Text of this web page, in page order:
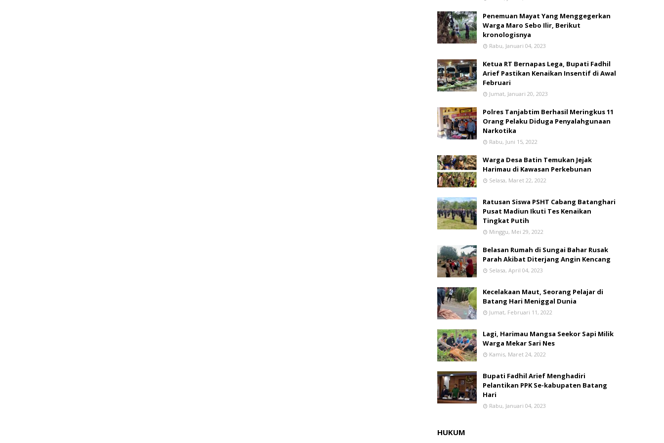
Penemuan Mayat Yang Menggegerkan
Warga Maro Sebo Ilir, Berikut
kronologisnya
Rabu, Januari 04, 2023
Ketua RT Bernapas Lega, Bupati Fadhil
Arief Pastikan Kenaikan Insentif di Awal
Februari
Jumat, Januari 20, 2023
Polres Tanjabtim Berhasil Meringkus 11
Orang Pelaku Diduga Penyalahgunaan
Narkotika
Rabu, Juni 15, 2022
Warga Desa Batin Temukan Jejak
Harimau di Kawasan Perkebunan
Selasa, Maret 22, 2022
Ratusan Siswa PSHT Cabang Batanghari
Pusat Madiun Ikuti Tes Kenaikan
Tingkat Putih
Minggu, Mei 29, 2022
Belasan Rumah di Sungai Bahar Rusak
Parah Akibat Diterjang Angin Kencang
Selasa, April 04, 2023
Kecelakaan Maut, Seorang Pelajar di
Batang Hari Meniggal Dunia
Jumat, Februari 11, 2022
Lagi, Harimau Mangsa Seekor Sapi Milik
Warga Mekar Sari Nes
Kamis, Maret 24, 2022
Bupati Fadhil Arief Menghadiri
Pelantikan PPK Se-kabupaten Batang
Hari
Rabu, Januari 04, 2023
HUKUM